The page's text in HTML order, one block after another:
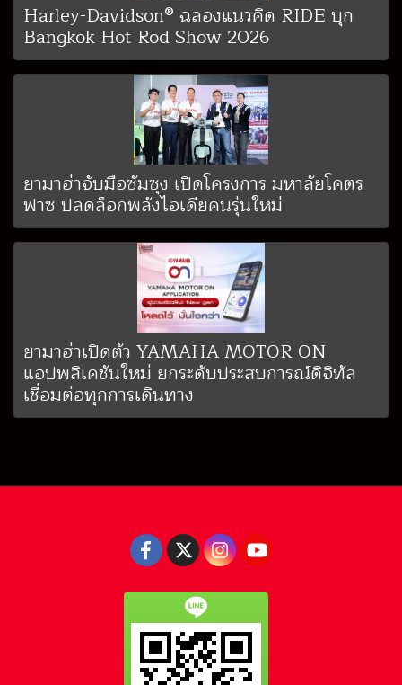
Harley-Davidson® ฉลองแนวคิด RIDE บุก
Bangkok Hot Rod Show 2026
ยามาฮ่าจับมือซัมซุง เปิดโครงการ มหาลัยโคตร
ฟาซ ปลดล็อกพลังไอเดียคนรุ่นใหม่
ยามาฮ่าเปิดตัว YAMAHA MOTOR ON
แอปพลิเคชันใหม่ ยกระดับประสบการณ์ดิจิทัล
เชื่อมต่อทุกการเดินทาง